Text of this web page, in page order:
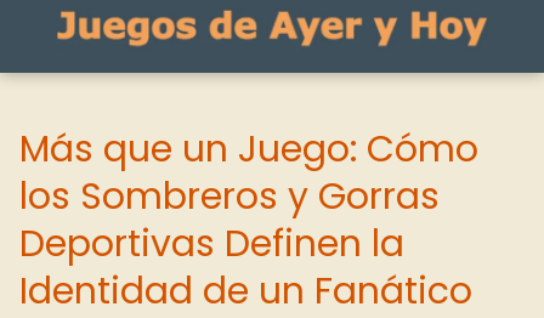
Más que un Juego: Cómo
los Sombreros y Gorras
Deportivas Definen la
Identidad de un Fanático